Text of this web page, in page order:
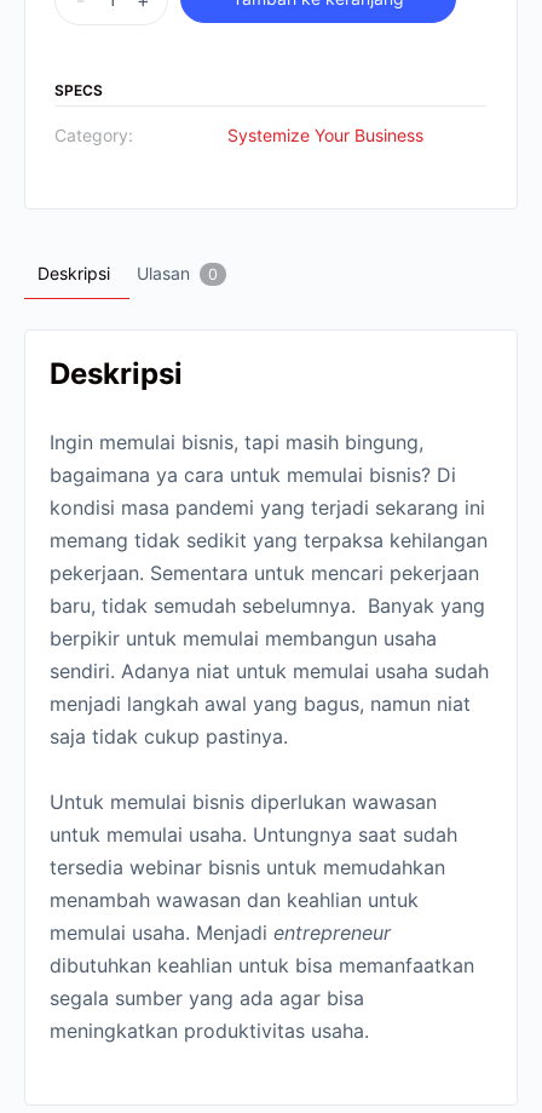
SPECS
Category: Systemize Your Business
Deskripsi Ulasan 0
Deskripsi
Ingin memulai bisnis, tapi masih bingung,
bagaimana ya cara untuk memulai bisnis? Di
kondisi masa pandemi yang terjadi sekarang ini
memang tidak sedikit yang terpaksa kehilangan
pekerjaan. Sementara untuk mencari pekerjaan
baru, tidak semudah sebelumnya. Banyak yang
berpikir untuk memulai membangun usaha
sendiri. Adanya niat untuk memulai usaha sudah
menjadi langkah awal yang bagus, namun niat
saja tidak cukup pastinya.
Untuk memulai bisnis diperlukan wawasan
untuk memulai usaha. Untungnya saat sudah
tersedia webinar bisnis untuk memudahkan
menambah wawasan dan keahlian untuk
memulai usaha. Menjadi entrepreneur
dibutuhkan keahlian untuk bisa memanfaatkan
segala sumber yang ada agar bisa
meningkatkan produktivitas usaha.